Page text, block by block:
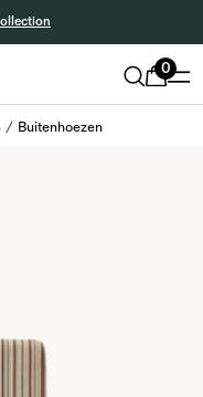
0
Buitenhoezen